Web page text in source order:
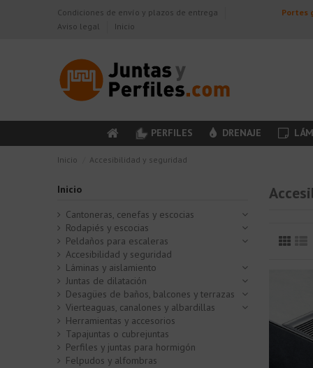
Condiciones de envío y plazos de entrega
Aviso legal
Inicio
Portes
PERFILES DRENAJE
Inicio Accesibilidad y seguridad
Inicio
Cantoneras, cenefas y escocias
Rodapiés y escocias
Peldaños para escaleras
Accesibilidad y seguridad
Láminas y aislamiento
Juntas de dilatación
Desagües de baños, balcones y terrazas
Vierteaguas, canalones y albardillas
Herramientas y accesorios
Tapajuntas o cubrejuntas
Perfiles y juntas para hormigón
Felpudos y alfombras